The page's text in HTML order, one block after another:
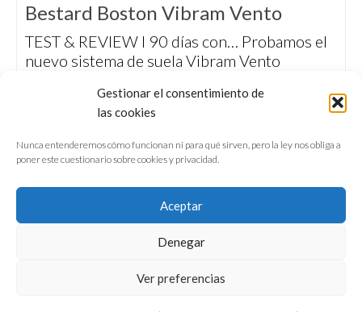
Gestionar el consentimiento de
las cookies
Nunca entenderemos cómo funcionan ni para qué sirven, pero la ley nos obliga a
poner este cuestionario sobre cookies y privacidad.
Aceptar
Denegar
Ver preferencias
Bestard Boston Vibram Vento
TEST & REVIEW I 90 días con… Probamos el
nuevo sistema de suela Vibram Vento
ofrecer un punto extra de ventilación en el pie
sin perder la impermeabilidad y ligereza del
Gore-Tex Surround.
CONFERENCIAS
VÍDEOS & REPORTAJES TV
NUESTROS LIBROS